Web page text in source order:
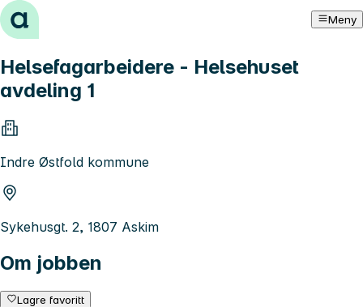
Hopp til innhold Meny
Helsefagarbeidere - Helsehuset
avdeling 1
Indre Østfold kommune
Sykehusgt. 2, 1807 Askim
Om jobben
Lagre favoritt